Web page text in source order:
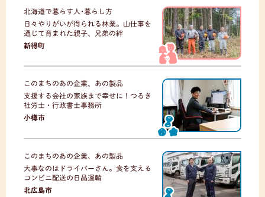
北海道で暮らす人･暮らし方
日々やりがいが得られる林業。山仕事を
通じて育まれた親子、兄弟の絆
新得町
このまちのあの企業、あの製品
支援する会社の家族まで幸せに！つるき
社労士・行政書士事務所
小樽市
このまちのあの企業、あの製品
大事なのはドライバーさん。食を支える
コンビニ配送の日晶運輸
北広島市